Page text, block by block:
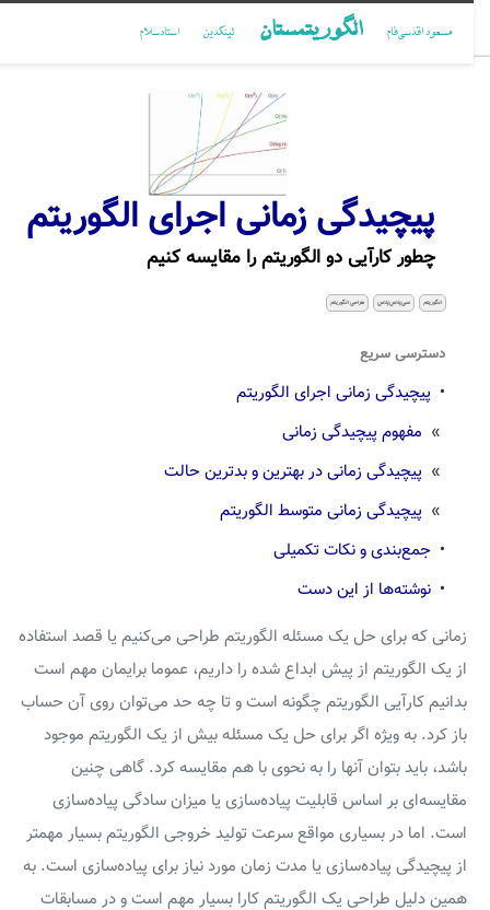
مسعود اقدسی‌فام الگوریتمستان لینکدین استادسلام
پیچیدگی زمانی اجرای الگوریتم
چطور کارآیی دو الگوریتم را مقایسه کنیم
الگوریتم سی‌پلاس‌پلاس طراحی الگوریتم
دسترسی سریع
پیچیدگی زمانی اجرای الگوریتم
»مفهوم پیچیدگی زمانی
»پیچیدگی زمانی در بهترین و بدترین حالت
»پیچیدگی زمانی متوسط الگوریتم
جمع‌بندی و نکات تکمیلی
نوشته‌ها از این دست
زمانی که برای حل یک مسئله الگوریتم طراحی می‌کنیم یا قصد استفاده
از یک الگوریتم از پیش ابداع شده را داریم، عموما برایمان مهم است
بدانیم کارآیی الگوریتم چگونه است و تا چه حد می‌توان روی آن حساب
باز کرد. به ویژه اگر برای حل یک مسئله بیش از یک الگوریتم موجود
باشد، باید بتوان آنها را به نحوی با هم مقایسه کرد. گاهی چنین
مقایسه‌ای بر اساس قابلیت پیاده‌سازی یا میزان سادگی پیاده‌سازی
است. اما در بسیاری مواقع سرعت تولید خروجی الگوریتم بسیار مهمتر
از پیچیدگی پیاده‌سازی یا مدت زمان مورد نیاز برای پیاده‌سازی است. به
همین دلیل طراحی یک الگوریتم کارا بسیار مهم است و در مسابقات